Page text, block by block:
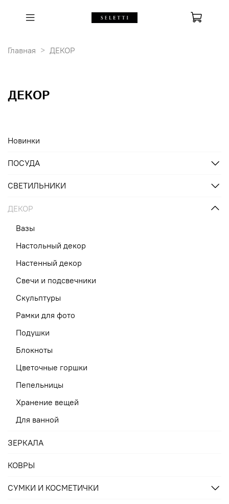
Главная ДЕКОР
ДЕКОР
Новинки
ПОСУДА
СВЕТИЛЬНИКИ
ДЕКОР
Вазы
Настольный декор
Настенный декор
Свечи и подсвечники
Скульптуры
Рамки для фото
Подушки
Блокноты
Цветочные горшки
Пепельницы
Хранение вещей
Для ванной
ЗЕРКАЛА
КОВРЫ
СУМКИ И КОСМЕТИЧКИ